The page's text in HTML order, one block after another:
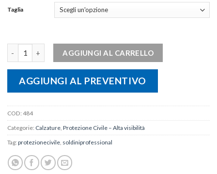
Taglia
AGGIUNGI AL CARRELLO
AGGIUNGI AL PREVENTIVO
COD: 484
Categorie: Calzature, Protezione Civile – Alta visibilità
Tag: protezionecivile, soldiniprofessional